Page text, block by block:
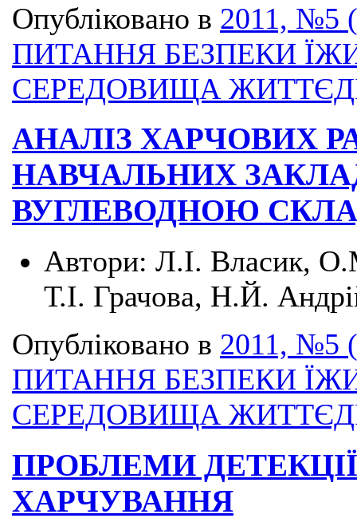
Опубліковано в 2011, №5
ПИТАННЯ БЕЗПЕКИ
СЕРЕДОВИЩА
АНАЛІЗ ХАРЧОВИХ
НАВЧАЛЬНИХ
ВУГЛЕВОДНОЮ
Автори: Л.І. Власик,
Т.І. Грачова, Н.Й.
Опубліковано в 2011, №5
ПИТАННЯ БЕЗПЕКИ
СЕРЕДОВИЩА
ПРОБЛЕМИ
ХАРЧУВАННЯ